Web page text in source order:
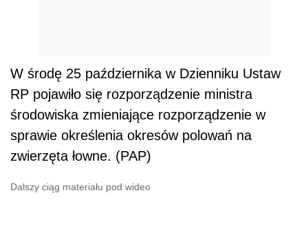
W środę 25 października w Dzienniku Ustaw
RP pojawiło się rozporządzenie ministra
środowiska zmieniające rozporządzenie w
sprawie określenia okresów polowań na
zwierzęta łowne. (PAP)
Dalszy ciąg materiału pod wideo